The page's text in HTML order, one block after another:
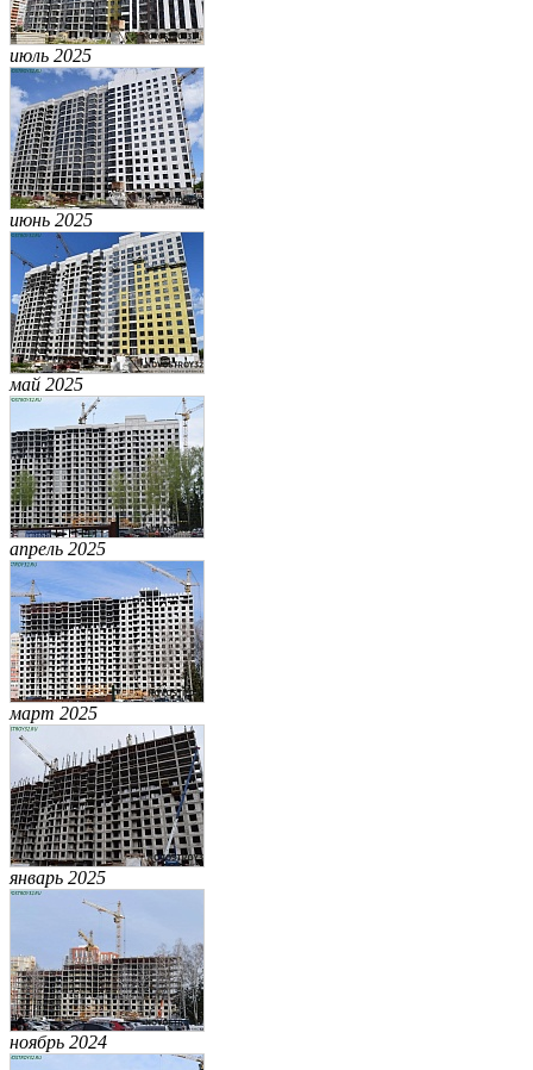
июль 2025
июнь 2025
май 2025
апрель 2025
март 2025
январь 2025
ноябрь 2024